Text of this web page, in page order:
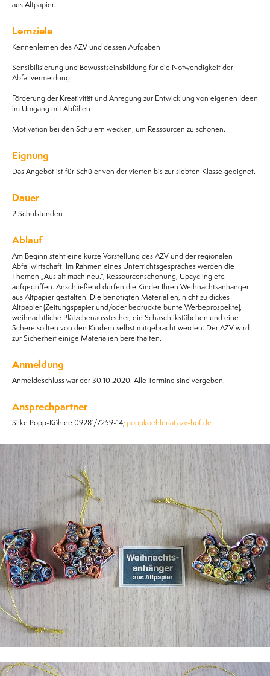
aus Altpapier.
Lernziele
Kennenlernen des AZV und dessen Aufgaben
Sensibilisierung und Bewusstseinsbildung für die Notwendigkeit der
Abfallvermeidung
Förderung der Kreativität und Anregung zur Entwicklung von eigenen Ideen
im Umgang mit Abfällen
Motivation bei den Schülern wecken, um Ressourcen zu schonen.
Eignung
Das Angebot ist für Schüler von der vierten bis zur siebten Klasse geeignet.
Dauer
2 Schulstunden
Ablauf
Am Beginn steht eine kurze Vorstellung des AZV und der regionalen
Abfallwirtschaft. Im Rahmen eines Unterrichtsgespräches werden die
Themen „Aus alt mach neu.“, Ressourcenschonung, Upcycling etc.
aufgegriffen. Anschließend dürfen die Kinder Ihren Weihnachtsanhänger
aus Altpapier gestalten. Die benötigten Materialien, nicht zu dickes
Altpapier (Zeitungspapier und/oder bedruckte bunte Werbeprospekte),
weihnachtliche Plätzchenausstecher, ein Schaschlikstäbchen und eine
Schere sollten von den Kindern selbst mitgebracht werden. Der AZV wird
zur Sicherheit einige Materialien bereithalten.
Anmeldung
Anmeldeschluss war der 30.10.2020. Alle Termine sind vergeben.
Ansprechpartner
Silke Popp-Köhler: 09281/7259-14; poppkoehler(at)azv-hof.de